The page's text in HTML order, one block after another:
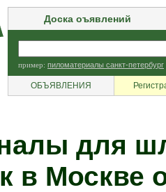
Доска оъявлений
пример: пиломатериалы санкт-петербург
ОБЪЯВЛЕНИЯ
для
в Москве